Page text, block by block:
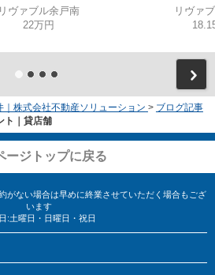
リヴァブル余戸南
22万円
リヴァ
株式会社不動産ソリューション > ブログ記事
ト｜貸店舗
ージトップに戻る
ない場合は早めに終業させていただく場合もござ
います
:土曜日・日曜日・祝日